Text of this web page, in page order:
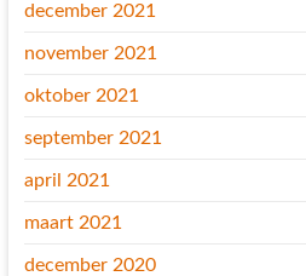
december 2021
november 2021
oktober 2021
september 2021
april 2021
maart 2021
december 2020